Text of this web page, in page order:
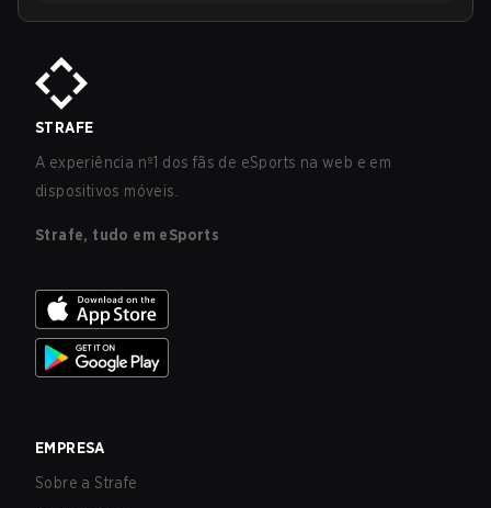
STRAFE
A experiência nº1 dos fãs de eSports na web e em
dispositivos móveis.
Strafe, tudo em eSports
EMPRESA
Sobre a Strafe